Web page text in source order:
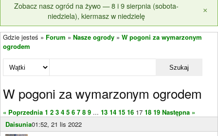
Zobacz nasz ogród na żywo — 8 i 9 sierpnia (sobota-
niedziela), kiermasz w niedzielę
×
Gdzie jesteś » Forum » Nasze ogrody » W pogoni za wymarzonym
ogrodem
Szukaj
W pogoni za wymarzonym ogrodem
« Poprzednia 1 2 3 4 5 6 7 8 9 ... 13 14 15 16 17 18 19 Następna »
Daisunia01:52, 21 lis 2022